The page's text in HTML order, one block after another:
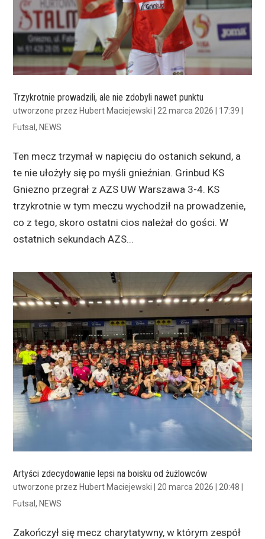
Trzykrotnie prowadzili, ale nie zdobyli nawet punktu
utworzone przez Hubert Maciejewski |22 marca 2026 | 17:39
Futsal, NEWS
Ten mecz trzymał w napięciu do ostanich sekund, a
te nie ułożyły się po myśli gnieźnian. Grinbud KS
Gniezno przegrał z AZS UW Warszawa 3-4. KS
trzykrotnie w tym meczu wychodził na prowadzenie,
co z tego, skoro ostatni cios należał do gości. W
ostatnich sekundach AZS...
Artyści zdecydowanie lepsi na boisku od żużlowców
utworzone przez Hubert Maciejewski 20 marca 2026 | 20:48
Futsal, NEWS
Zakończył się mecz charytatywny, w którym zespół